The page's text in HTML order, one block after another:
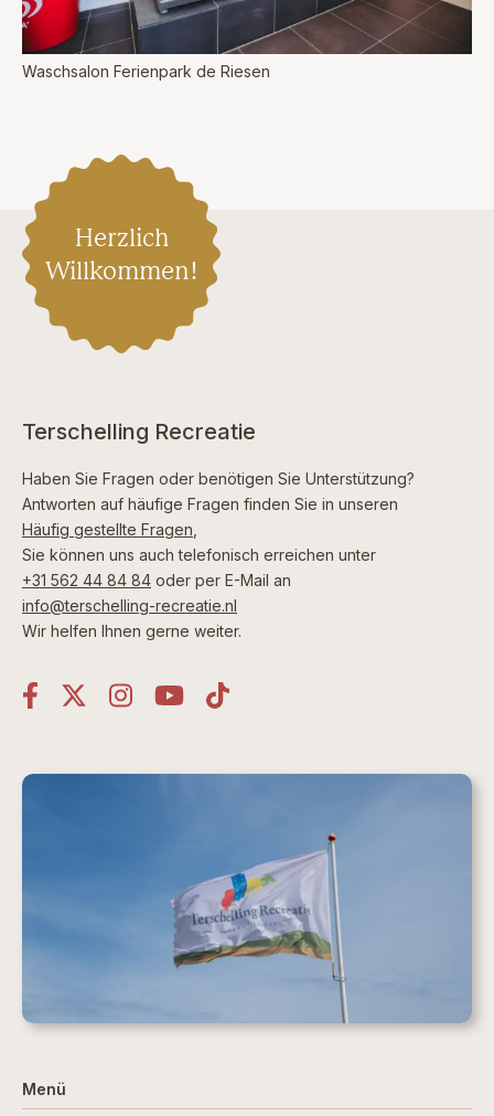
Waschsalon Ferienpark de Riesen
Herzlich
Willkommen!
Terschelling Recreatie
Haben Sie Fragen oder benötigen Sie Unterstützung?
Antworten auf häufige Fragen finden Sie in unseren
Häufig gestellte Fragen
Sie können uns auch telefonisch erreichen unter
+31 562 44 84 84 oder per E-Mail an
info@terschelling-recreatie.nl
Wir helfen Ihnen gerne weiter.
Menü